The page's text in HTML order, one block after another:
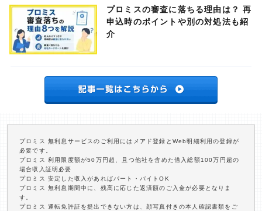
プロミスの審査に落ちる理由は？ 再
申込時のポイントや別の対処法も紹
介
プロミス 無利息サービスのご利用にはメアド登録とWeb明細利用の登録が
必要です。
プロミス 利用限度額が50万円超、且つ他社を含めた借入総額100万円超の
場合収入証明必要
プロミス 安定した収入があればパート・バイトOK
プロミス 無利息期間中に、残高に応じた返済額のご入金が必要となりま
す。
プロミス 運転免許証を提出できない方は、顔写真付きの本人確認書類をご